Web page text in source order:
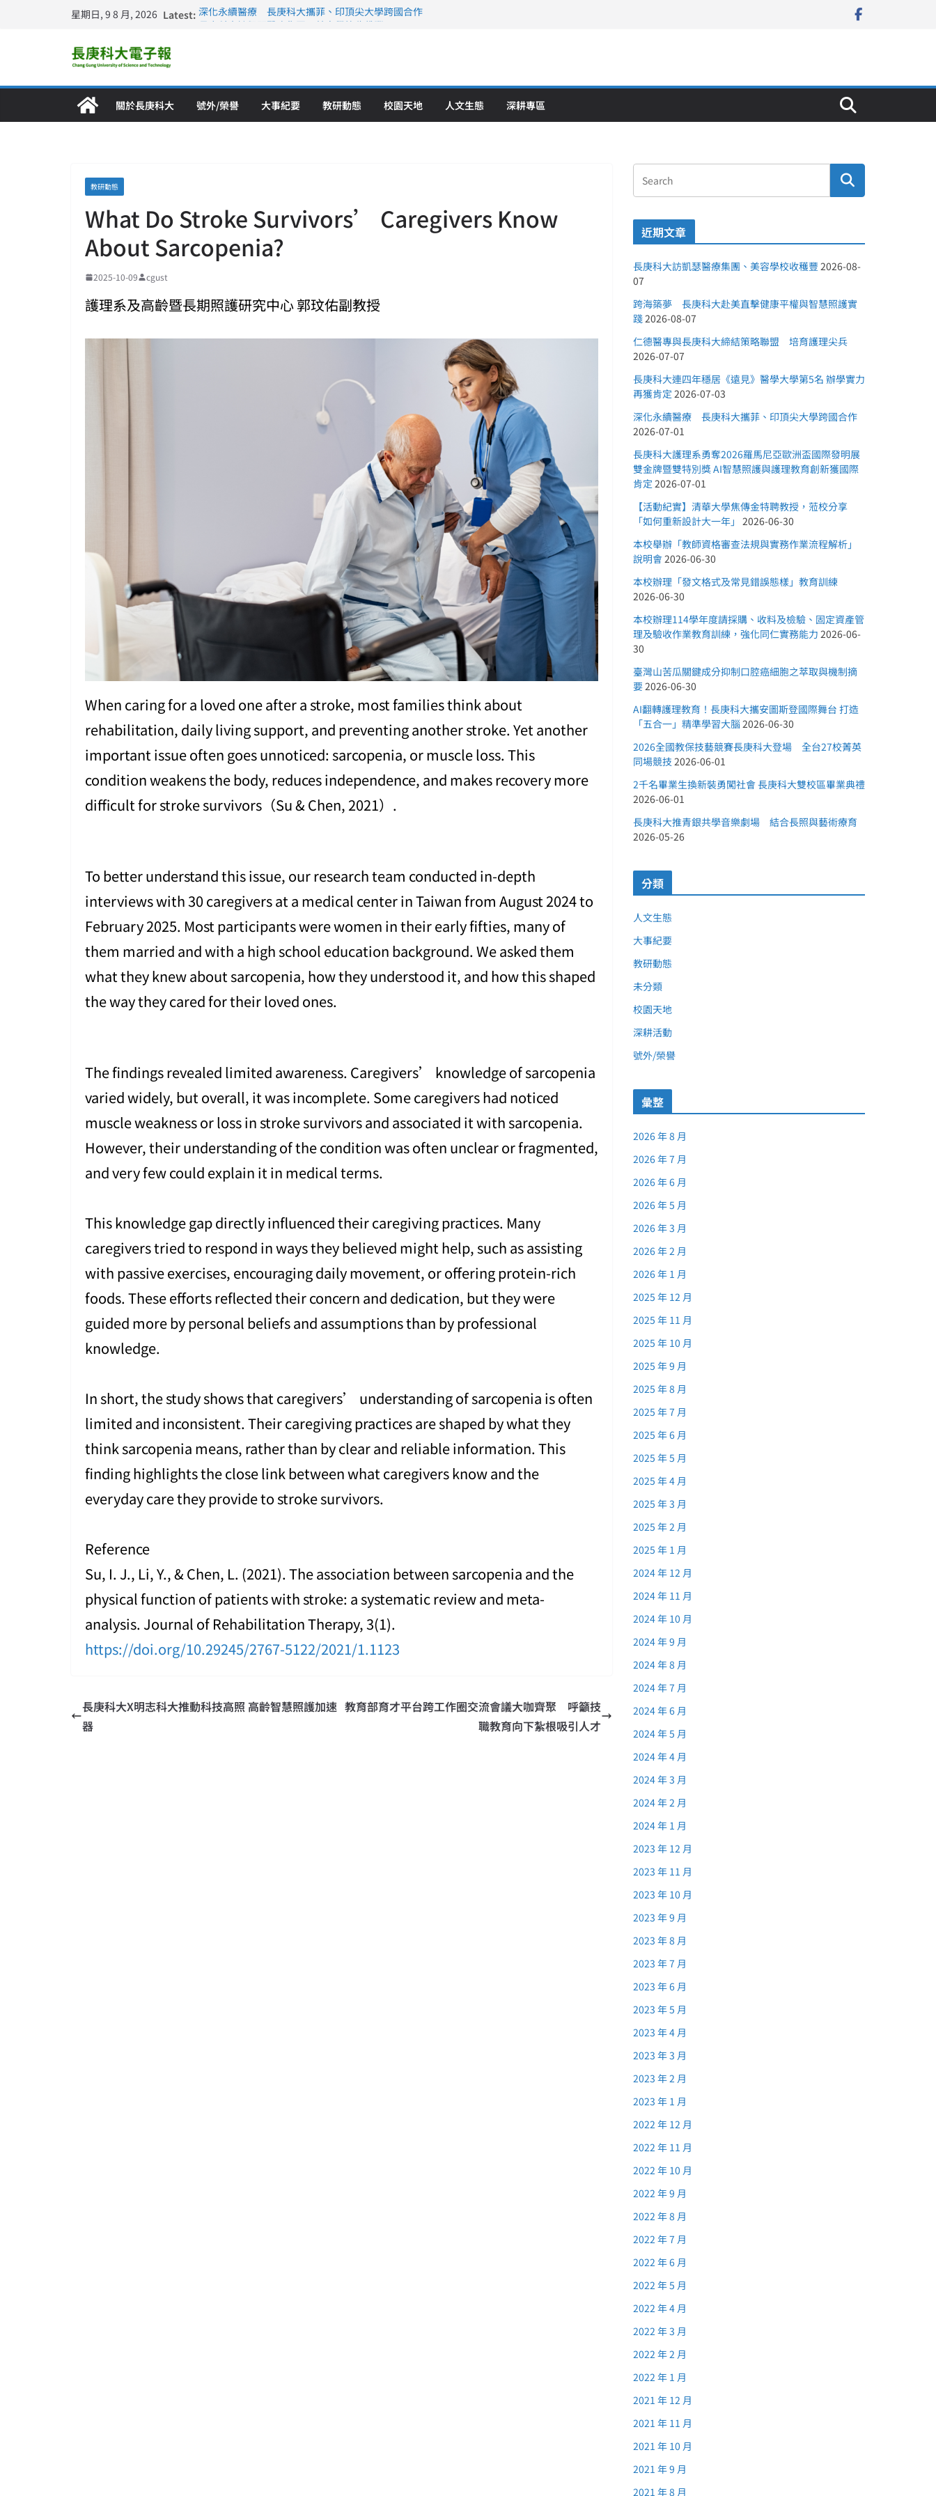
星期日, 9 8 月, 2026 Latest: 深化永續醫療 長庚科大攜菲、印頂尖大學跨國合作
關於長庚科大 號外/榮譽 大事紀要 教研動態 校園天地 人文生態 深耕專區
教研動態
What Do Stroke Survivors’ Caregivers Know
About Sarcopenia?
2025-10-09 cgust
護理系及高齡暨長期照護研究中心 郭玟佑副教授
When caring for a loved one after a stroke, most families think about
rehabilitation, daily living support, and preventing another stroke. Yet another
important issue often goes unnoticed: sarcopenia, or muscle loss. This
condition weakens the body, reduces independence, and makes recovery more
difficult for stroke survivors（Su & Chen, 2021）.
To better understand this issue, our research team conducted in-depth
interviews with 30 caregivers at a medical center in Taiwan from August 2024 to
February 2025. Most participants were women in their early fifties, many of
them married and with a high school education background. We asked them
what they knew about sarcopenia, how they understood it, and how this shaped
the way they cared for their loved ones.
The findings revealed limited awareness. Caregivers’ knowledge of sarcopenia
varied widely, but overall, it was incomplete. Some caregivers had noticed
muscle weakness or loss in stroke survivors and associated it with sarcopenia.
However, their understanding of the condition was often unclear or fragmented,
and very few could explain it in medical terms.
This knowledge gap directly influenced their caregiving practices. Many
caregivers tried to respond in ways they believed might help, such as assisting
with passive exercises, encouraging daily movement, or offering protein-rich
foods. These efforts reflected their concern and dedication, but they were
guided more by personal beliefs and assumptions than by professional
knowledge.
In short, the study shows that caregivers’ understanding of sarcopenia is often
limited and inconsistent. Their caregiving practices are shaped by what they
think sarcopenia means, rather than by clear and reliable information. This
finding highlights the close link between what caregivers know and the
everyday care they provide to stroke survivors.
Reference
Su, I. J., Li, Y., & Chen, L. (2021). The association between sarcopenia and the
physical function of patients with stroke: a systematic review and meta-
analysis. Journal of Rehabilitation Therapy, 3(1).
https://doi.org/10.29245/2767-5122/2021/1.1123
長庚科大X明志科大推動科技高照 高齡智慧照護加速
器
教育部育才平台跨工作圈交流會議大咖齊聚 呼籲技
職教育向下紮根吸引人才
近期文章
長庚科大訪凱瑟醫療集團、美容學校收穫豐 2026-08-
07
跨海築夢 長庚科大赴美直擊健康平權與智慧照護實
踐2026-08-07
仁德醫專與長庚科大締結策略聯盟 培育護理尖兵
2026-07-07
長庚科大連四年穩居《遠見》醫學大學第5名 辦學實力
再獲肯定 2026-07-03
深化永續醫療 長庚科大攜菲、印頂尖大學跨國合作
2026-07-01
長庚科大護理系勇奪2026羅馬尼亞歐洲盃國際發明展
雙金牌暨雙特別獎 AI智慧照護與護理教育創新獲國際
肯定 2026-07-01
【活動紀實】清華大學焦傳金特聘教授，蒞校分享
「如何重新設計大一年」 2026-06-30
本校舉辦「教師資格審查法規與實務作業流程解析」
說明會2026-06-30
本校辦理「發文格式及常見錯誤態樣」教育訓練
2026-06-30
本校辦理114學年度請採購、收料及檢驗、固定資產管
理及驗收作業教育訓練，強化同仁實務能力 2026-06-
30
臺灣山苦瓜關鍵成分抑制口腔癌細胞之萃取與機制摘
要2026-06-30
AI翻轉護理教育！長庚科大攜安圖斯登國際舞台 打造
「五合一」精準學習大腦 2026-06-30
2026全國教保技藝競賽長庚科大登場 全台27校菁英
同場競技 2026-06-01
2千名畢業生換新裝勇闖社會 長庚科大雙校區畢業典禮
2026-06-01
長庚科大推青銀共學音樂劇場 結合長照與藝術療育
2026-05-26
分類
人文生態
大事紀要
教研動態
未分類
校園天地
深耕活動
號外/榮譽
彙整
2026 年 8 月
2026 年 7 月
2026 年 6 月
2026 年 5 月
2026 年 3 月
2026 年 2 月
2026 年 1 月
2025 年 12 月
2025 年 11 月
2025 年 10 月
2025 年 9 月
2025 年 8 月
2025 年 7 月
2025 年 6 月
2025 年 5 月
2025 年 4 月
2025 年 3 月
2025 年 2 月
2025 年 1 月
2024 年 12 月
2024 年 11 月
2024 年 10 月
2024 年 9 月
2024 年 8 月
2024 年 7 月
2024 年 6 月
2024 年 5 月
2024 年 4 月
2024 年 3 月
2024 年 2 月
2024 年 1 月
2023 年 12 月
2023 年 11 月
2023 年 10 月
2023 年 9 月
2023 年 8 月
2023 年 7 月
2023 年 6 月
2023 年 5 月
2023 年 4 月
2023 年 3 月
2023 年 2 月
2023 年 1 月
2022 年 12 月
2022 年 11 月
2022 年 10 月
2022 年 9 月
2022 年 8 月
2022 年 7 月
2022 年 6 月
2022 年 5 月
2022 年 4 月
2022 年 3 月
2022 年 2 月
2022 年 1 月
2021 年 12 月
2021 年 11 月
2021 年 10 月
2021 年 9 月
2021 年 8 月